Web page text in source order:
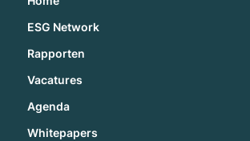
ESG Network
Rapporten
Vacatures
Agenda
Whitepapers